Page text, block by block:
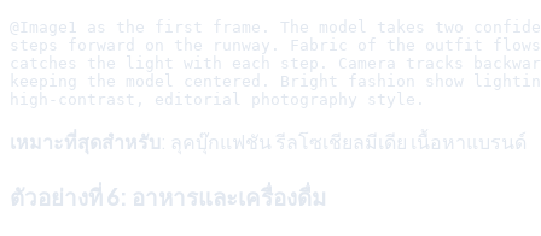
@Image1 as the first frame. The model takes two
steps forward on the runway. Fabric of the outfit flows
catches the light with each step. Camera tracks
keeping the model centered. Bright fashion show
เหมาะที่สุดสำหรับ: ลุคบุ๊กแฟชัน รีลโซเชียลมีเดีย เนื้อหาแบรนด์
ตัวอย่างที่ 6: อาหารและเครื่องดื่ม